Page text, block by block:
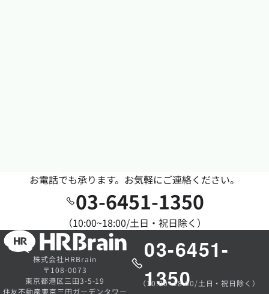
お電話でも承ります。お気軽にご連絡ください。
03-6451-1350
（10:00~18:00/土日・祝日除く）
株式会社HRBrain
〒108-0073
東京都港区三田3-5-19
住友不動産東京三田ガーデンタワー
03-6451-
1350
（10:00~18:00/土日・祝日除く）